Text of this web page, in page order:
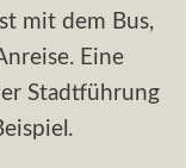
mit dem Bus,
Eine
Stadtführung